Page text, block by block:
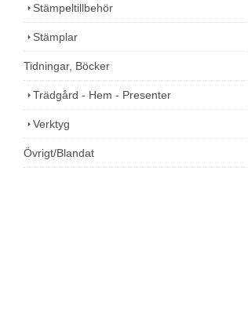
Stämpeltillbehör
Stämplar
Tidningar, Böcker
Trädgård - Hem - Presenter
Verktyg
Övrigt/Blandat